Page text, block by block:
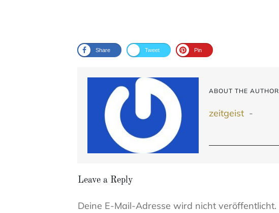
Share Tweet Pin
ABOUT THE AUTHOR
zeitgeist-
Leave a Reply
Deine E-Mail-Adresse wird nicht veröffentlicht.